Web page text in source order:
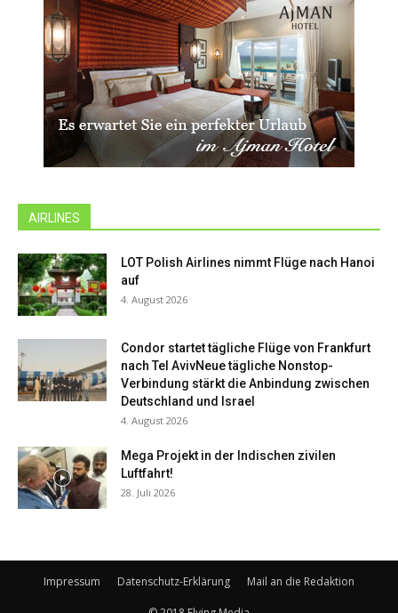
AIRLINES
LOT Polish Airlines nimmt Flüge nach Hanoi
auf
4. August 2026
Condor startet tägliche Flüge von Frankfurt
nach Tel AvivNeue tägliche Nonstop-
Verbindung stärkt die Anbindung zwischen
Deutschland und Israel
4. August 2026
Mega Projekt in der Indischen zivilen
Luftfahrt!
28. Juli 2026
Impressum Datenschutz-Erklärung Mail an die Redaktion